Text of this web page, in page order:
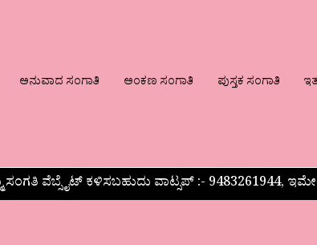
ಅನುವಾದ ಸಂಗಾತಿ ಅಂಕಣ ಸಂಗಾತಿ ಪುಸ್ತಕ ಸಂಗಾತಿ
ವೆಬ್ಸೈಟ್ ಕಳಿಸಬಹುದು ವಾಟ್ಸಪ್‌ :- 9483261944,